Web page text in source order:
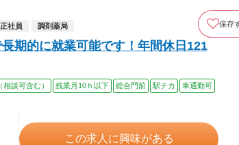
正社員 調剤薬局 保存
期的に就業可能です！年間休日121
相談可含む） 残業月10ｈ以下 総合門前 駅チカ
車通勤可
この求人に興味がある